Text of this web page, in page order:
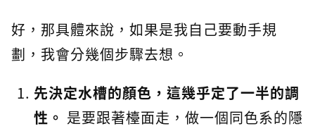
好，那具體來說，如果是我自己要動手規
劃，我會分幾個步驟去想。
先決定水槽的顏色，這幾乎定了一半的調
性。 是要跟著檯面走，做一個同色系的隱